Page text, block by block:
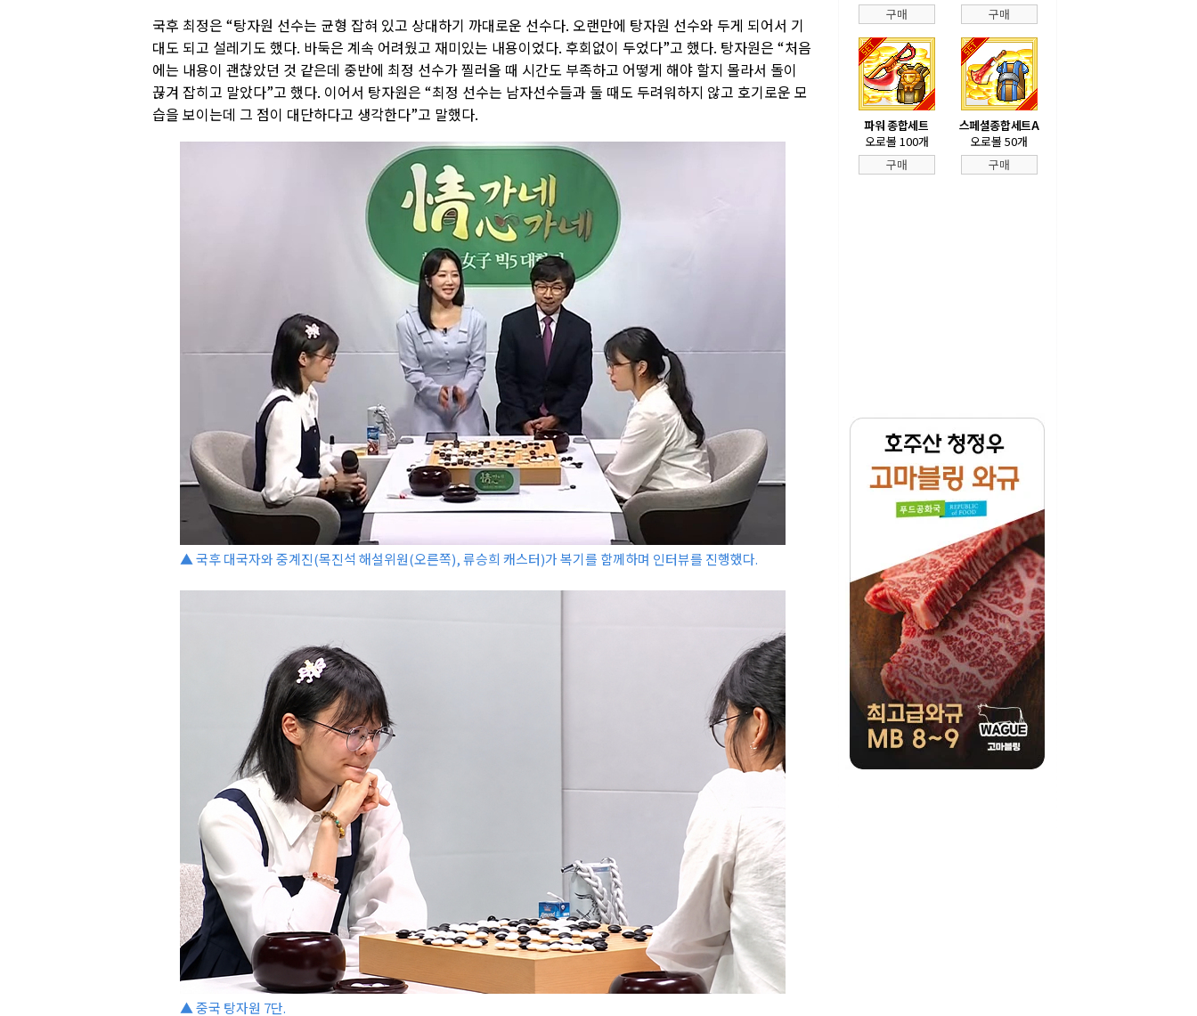
국후 최정은 “탕자원 선수는 균형 잡혀 있고 상대하기 까대로운 선수다. 오랜만에 탕자원 선수와 두게 되어서 기
대도 되고 설레기도 했다. 바둑은 계속 어려웠고 재미있는 내용이었다. 후회없이 두었다”고 했다. 탕자원은 “처음
에는 내용이 괜찮았던 것 같은데 중반에 최정 선수가 찔러올 때 시간도 부족하고 어떻게 해야 할지 몰라서 돌이
끊겨 잡히고 말았다”고 했다. 이어서 탕자원은 “최정 선수는 남자선수들과 둘 때도 두려워하지 않고 호기로운 모
습을 보이는데 그 점이 대단하다고 생각한다”고 말했다.
▲ 국후 대국자와 중계진(목진석 해설위원(오른쪽), 류승희 캐스터)가 복기를 함께하며 인터뷰를 진행했다.
▲ 중국 탕자원 7단.
구매
구매
파워 종합세트
오로볼 100개
구매
스페셜종합세트A
오로볼 50개
구매